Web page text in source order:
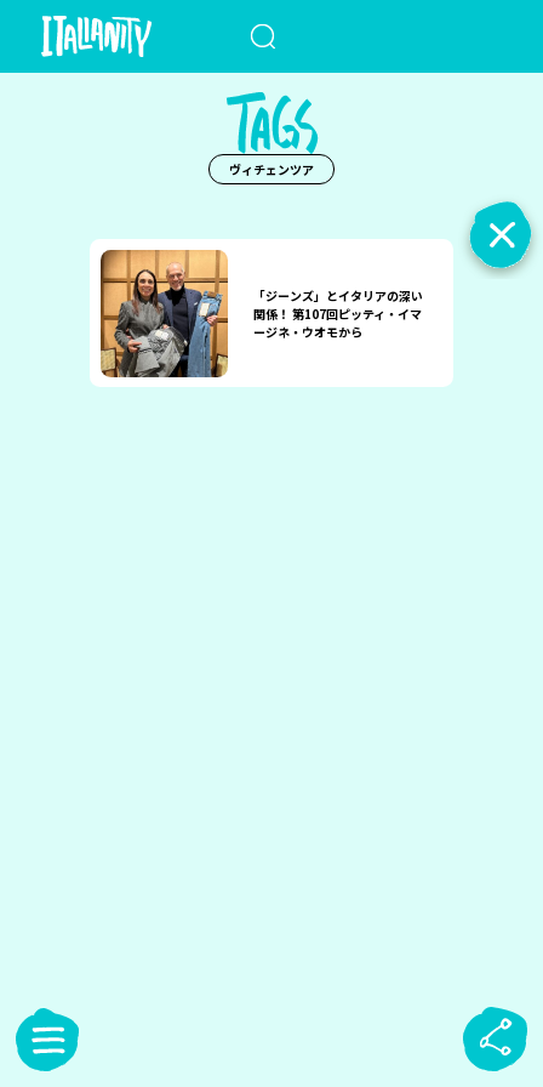
ヴィチェンツア
「ジーンズ」とイタリアの深い
関係！ 第107回ピッティ・イマ
ージネ・ウオモから